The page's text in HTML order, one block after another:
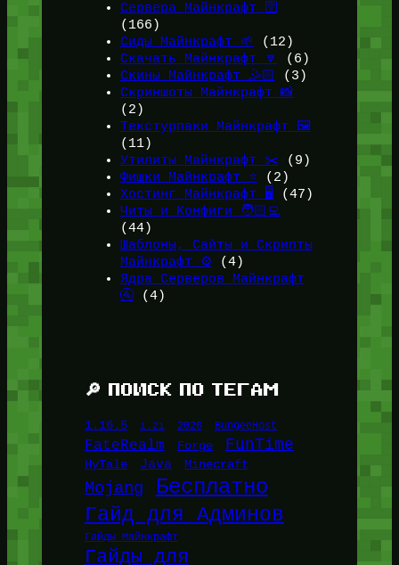
Сервера Майнкрафт 🛜
(166)
Сиды Майнкрафт 🌱
(12)
Скачать Майнкрафт 🔽
(6)
Скины Майнкрафт 🤹🏻
(3)
Скриншоты Майнкрафт 📸
(2)
Текстурпаки Майнкрафт 🖼️
(11)
Утилиты Майнкрафт ✂️ (9)
Фишки Майнкрафт ⭐(2)
Хостинг Майнкрафт 🖥️ (47)
Читы и Конфиги 🧑🏻‍💻
(44)
Шаблоны, Сайты и Скрипты
Майнкрафт ⚙️ (4)
Ядра Серверов Майнкрафт
🚰(4)
🔎 ПОИСК ПО ТЕГАМ
1.16.5 1.21 2026 BungeeHost
FateRealm Forge FunTime
HyTale Java Minecraft
Mojang Бесплатно
Гайд для Админов
Гайды Майнкрафт
Гайды для